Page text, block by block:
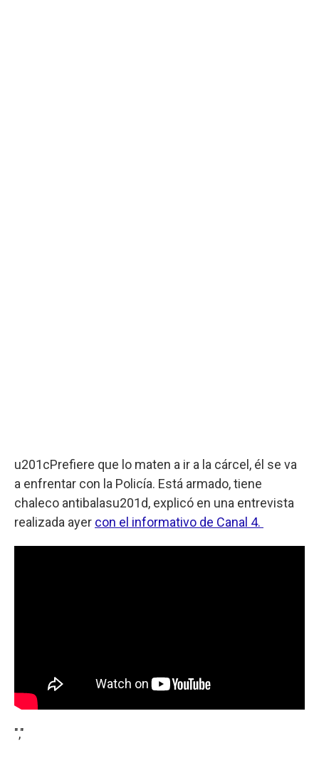
u201cPrefiere que lo maten a ir a la cárcel, él se va
a enfrentar con la Policía. Está armado, tiene
chaleco antibalasu201d, explicó en una entrevista
realizada ayer con el informativo de Canal 4.
","